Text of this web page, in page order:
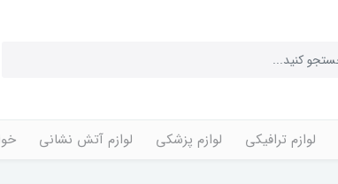
لوازم ترافیکی لوازم پزشکی لوازم آتش نشانی